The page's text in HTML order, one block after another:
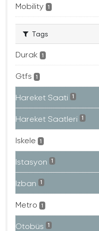
Mobility 1
Tags
Durak 1
Gtfs 1
Hareket Saati 1
Hareket Saatleri 1
Iskele 1
Istasyon 1
Izban 1
Metro 1
Otobüs 1